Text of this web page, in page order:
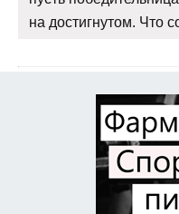
на достигнутом. Что